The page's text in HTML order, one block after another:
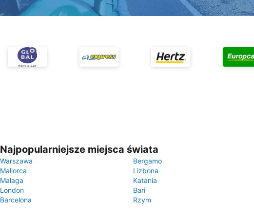
Najpopularniejsze miejsca świata
Warszawa
Bergamo
Mallorca
Lizbona
Malaga
Katania
London
Bari
Barcelona
Rzym